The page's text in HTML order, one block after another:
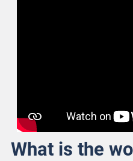
What is the